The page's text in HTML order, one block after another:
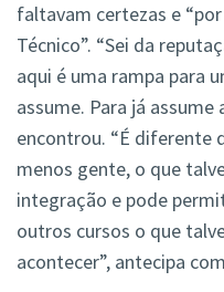
faltavam certezas e
Técnico”. “Sei da
aqui é uma rampa para
assume. Para já
encontrou. “É diferente
menos gente, o que
integração e pode
outros cursos o que
acontecer”, antecipa